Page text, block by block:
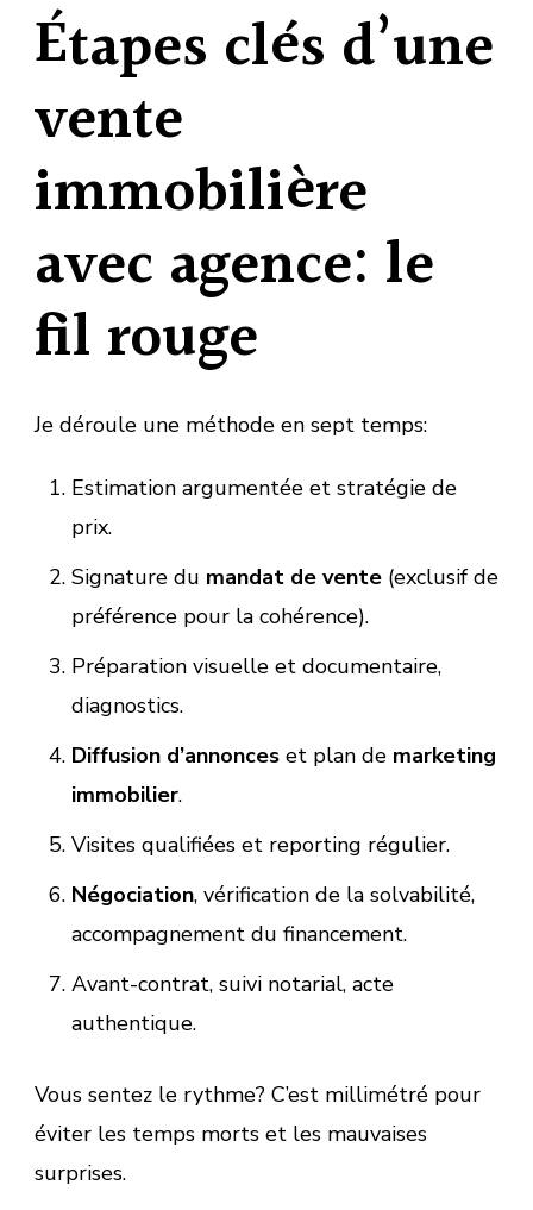
Étapes clés d’une
vente
immobilière
avec agence: le
fil rouge
Je déroule une méthode en sept temps:
Estimation argumentée et stratégie de
prix.
Signature du mandat de vente(exclusif de
préférence pour la cohérence).
Préparation visuelle et documentaire,
diagnostics.
Diffusion d’annonceset plan de marketing
immobilier.
Visites qualifiées et reporting régulier.
Négociation, vérification de la solvabilité,
accompagnement du financement.
Avant-contrat, suivi notarial, acte
authentique.
Vous sentez le rythme? C’est millimétré pour
éviter les temps morts et les mauvaises
surprises.